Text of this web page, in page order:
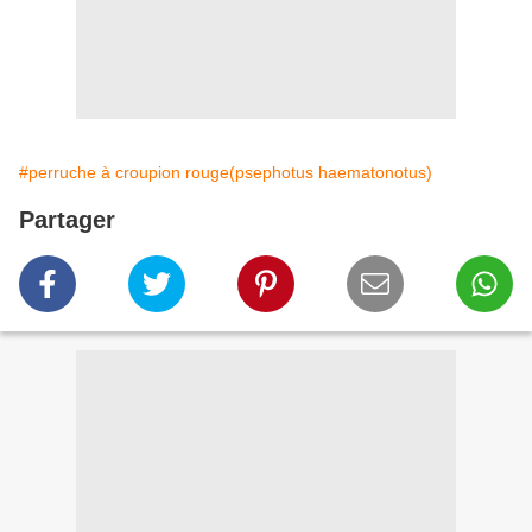
#perruche à croupion rouge(psephotus haematonotus)
Partager